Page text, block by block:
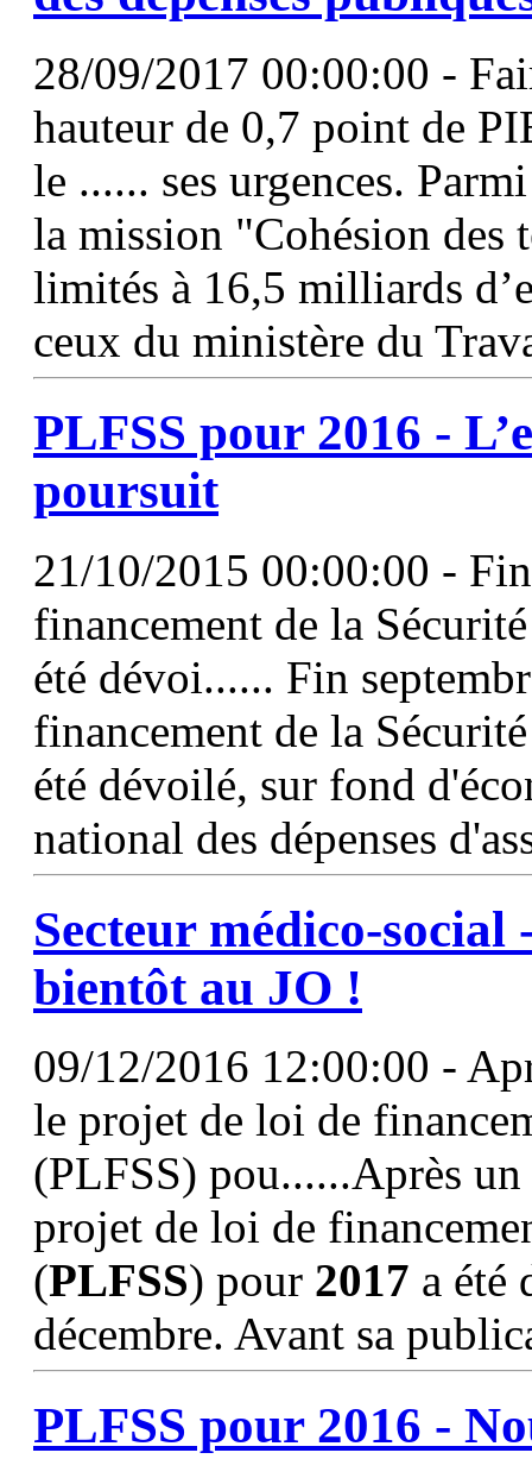
28/09/2017 00:00:00 -
hauteur de 0,7 point de
le ...... ses urgences.
la mission "Cohésion des
limités à 16,5 milliards
ceux du ministère du
PLFSS pour 2016 -
poursuit
21/10/2015 00:00:00 -
financement de la
été dévoi...... Fin
financement de la
été dévoilé, sur fond
national des dépenses
Secteur médico-
bientôt au JO !
09/12/2016 12:00:00 -
le projet de loi de
(PLFSS) pou......Après
projet de loi de
(PLFSS) pour 2017 a été
décembre. Avant sa
PLFSS pour 2016 -